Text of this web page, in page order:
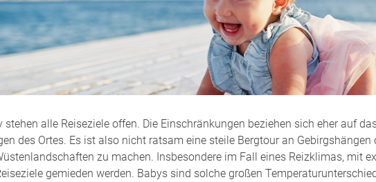
Mit Baby unterwegs
Muttermilchbanken
Muttermilch übrig?
Ostern
Pränataldiagnostik
Probleme beim Stillen
Richtig Abpumpen
stehen alle Reiseziele offen. Die Einschränkungen beziehen sich eher auf
des Ortes. Es ist also nicht ratsam eine steile Bergtour an Gebirgshängen
zu machen. Insbesondere im Fall eines Reizklimas, mit
gemieden werden. Babys sind solche großen